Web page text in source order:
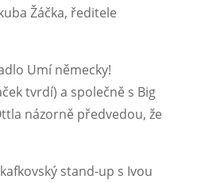
Žáčka, ředitele
Umí německy!
tvrdí) a společně s Big
názorně předvedou, že
stand-up s Ivou